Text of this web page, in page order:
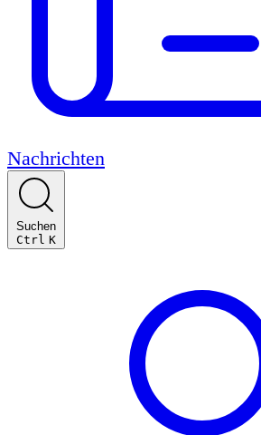
Nachrichten
Suchen
Ctrl K